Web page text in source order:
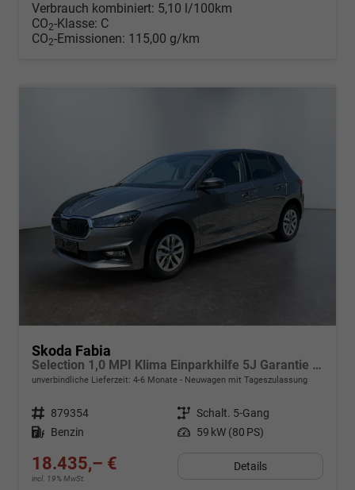
Verbrauch kombiniert: 5,10 l/100km
CO2-Klasse: C
CO2-Emissionen: 115,00 g/km
Skoda Fabia
Selection 1,0 MPI Klima Einparkhilfe 5J Garantie LED Apple Carplay Bluetooth
unverbindliche Lieferzeit: 4-6 Monate Neuwagen mit Tageszulassung
Fahrzeugnr. 879354 Getriebe Schalt. 5-Gang
Kraftstoff Benzin Leistung 59 kW (80 PS)
18.435,– €
incl. 19% MwSt.
Details